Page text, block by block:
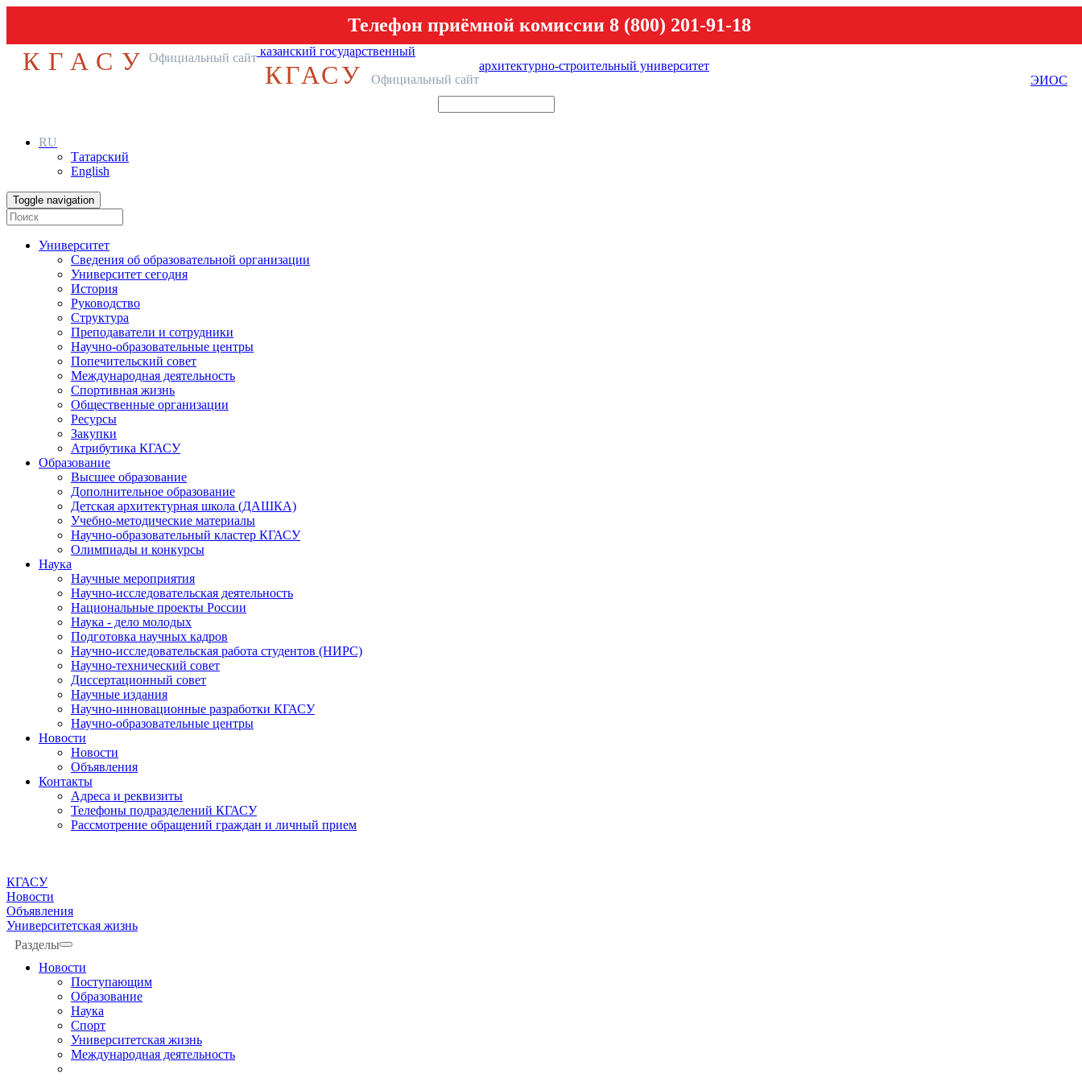
Телефон приёмной комиссии 8 (800) 201-91-18
КГАСУ Официальный сайт казанский государственный
архитектурно-строительный университет
КГАСУ Официальный сайт ЭИОС
RU
Татарский
English
Toggle navigation
Университет
Сведения об образовательной организации
Университет сегодня
История
Руководство
Структура
Преподаватели и сотрудники
Научно-образовательные центры
Попечительский совет
Международная деятельность
Спортивная жизнь
Общественные организации
Ресурсы
Закупки
Атрибутика КГАСУ
Образование
Высшее образование
Дополнительное образование
Детская архитектурная школа (ДАШКА)
Учебно-методические материалы
Научно-образовательный кластер КГАСУ
Олимпиады и конкурсы
Наука
Научные мероприятия
Научно-исследовательская деятельность
Национальные проекты России
Наука - дело молодых
Подготовка научных кадров
Научно-исследовательская работа студентов (НИРС)
Научно-технический совет
Диссертационный совет
Научные издания
Научно-инновационные разработки КГАСУ
Научно-образовательные центры
Новости
Новости
Объявления
Контакты
Адреса и реквизиты
Телефоны подразделений КГАСУ
Рассмотрение обращений граждан и личный прием
КГАСУ
Новости
Объявления
Университетская жизнь
Разделы
Новости
Поступающим
Образование
Наука
Спорт
Университетская жизнь
Международная деятельность